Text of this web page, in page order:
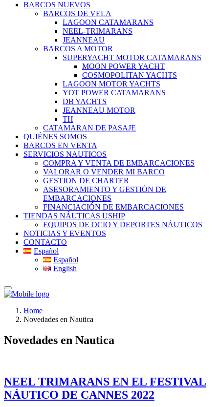
BARCOS NUEVOS
BARCOS DE VELA
LAGOON CATAMARANS
NEEL-TRIMARANS
JEANNEAU
BARCOS A MOTOR
SUPERYACHT MOTOR CATAMARANS
MOON POWER YACHT
COSMOPOLITAN YACHTS
LAGOON MOTOR YACHTS
YOT POWER CATAMARANS
DB YACHTS
JEANNEAU MOTOR
TH
CATAMARAN DE PASAJE
QUIÉNES SOMOS
BARCOS EN VENTA
SERVICIOS NAUTICOS
COMPRA Y VENTA DE EMBARCACIONES
VALORAR O VENDER MI BARCO
GESTION DE CHARTER
ASESORAMIENTO Y GESTIÓN DE
EMBARCACIONES
FINANCIACIÓN DE EMBARCACIONES
TIENDAS NÁUTICAS USHIP
EQUIPOS DE OCIO Y DEPORTES NÁUTICOS
NOTICIAS Y EVENTOS
CONTACTO
Español
Español
English
Home
Novedades en Nautica
Novedades en Nautica
NEEL TRIMARANS EN EL FESTIVAL
NÁUTICO DE CANNES 2022